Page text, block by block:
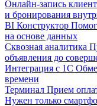
Онлайн-запись
и бронирования
BI Конструктор
на основе данных
Сквозная аналитика
объявления до
Интеграция с 1С
времени
Терминал Прием
Нужен только